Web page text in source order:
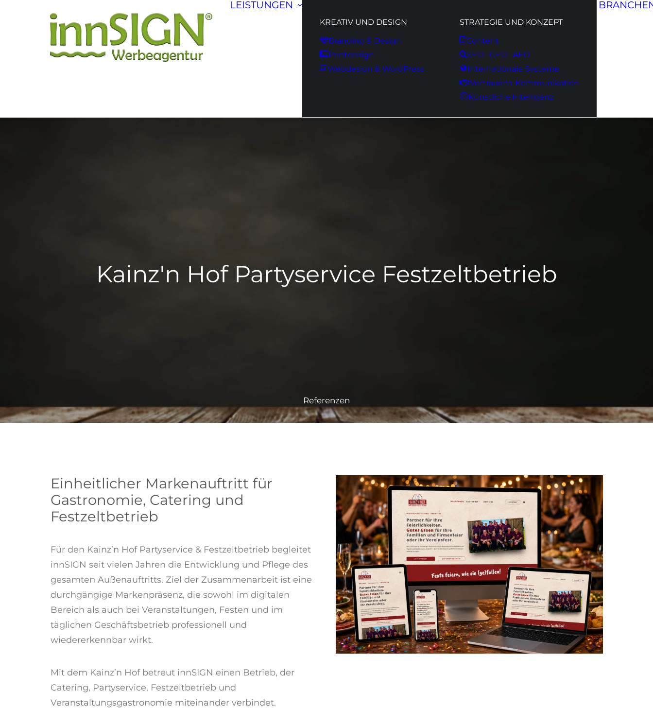
LEISTUNGEN
KREATIV UND DESIGN
Branding & Design
Printdesign
Webdesign & WordPress
STRATEGIE UND KONZEPT
Content
SEO · GEO · AEO
Internationale Systeme
Vertrauens-Kommunikation
Künstliche Intelligenz
Kainz'n Hof Partyservice Festzeltbetrieb
Referenzen
Einheitlicher Markenauftritt für
Gastronomie, Catering und
Festzeltbetrieb
Für den Kainz’n Hof Partyservice & Festzeltbetrieb begleitet
innSIGN seit vielen Jahren die Entwicklung und Pflege des
gesamten Außenauftritts. Ziel der Zusammenarbeit ist eine
durchgängige Markenpräsenz, die sowohl im digitalen
Bereich als auch bei Veranstaltungen, Festen und im
täglichen Geschäftsbetrieb professionell und
wiedererkennbar wirkt.
Mit dem Kainz’n Hof betreut innSIGN einen Betrieb, der
Catering, Partyservice, Festzeltbetrieb und
Veranstaltungsgastronomie miteinander verbindet.